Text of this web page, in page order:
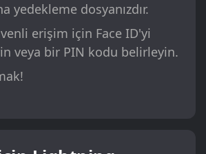
yedekleme dosyanızdır.
erişim için Face ID'yi
veya bir PIN kodu belirleyin.